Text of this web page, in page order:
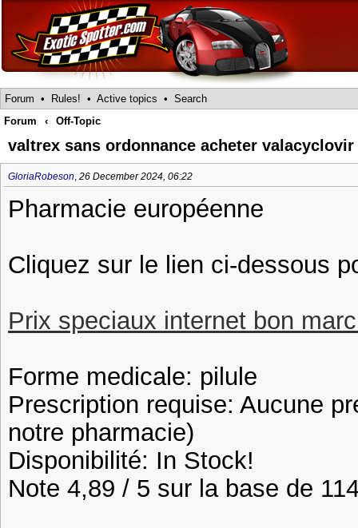
Forum • Rules! • Active topics • Search
Forum
‹ Off-Topic
valtrex sans ordonnance acheter
GloriaRobeson, 26 December 2024, 06:22
Pharmacie européenne
Cliquez sur le lien ci-dessous
Prix speciaux internet bon
Forme medicale: pilule
Prescription requise: Aucune
notre pharmacie)
Disponibilité: In Stock!
Note 4,89 / 5 sur la base de